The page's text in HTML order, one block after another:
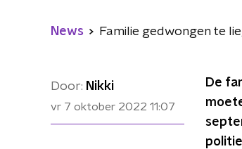
News Familie gedwongen te
Door: Nikki
vr 7 oktober 2022 11:07
De